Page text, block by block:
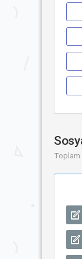
Toplam